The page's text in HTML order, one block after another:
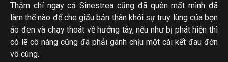
Thậm chí ngay cả Sinestrea cũng đã quên mất mình đã
làm thế nào để che giấu bản thân khỏi sự truy lùng của bọn
áo đen và chạy thoát về hướng tây, nếu như bị phát hiện thì
có lẽ cô nàng cũng đã phải gánh chịu một cái kết đau đớn
vô cùng.